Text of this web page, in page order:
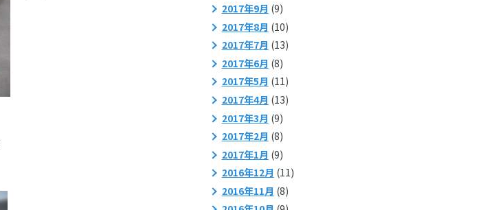
2017年9月 (9)
2017年8月 (10)
2017年7月 (13)
2017年6月 (8)
2017年5月 (11)
2017年4月 (13)
2017年3月 (9)
2017年2月 (8)
2017年1月 (9)
2016年12月 (11)
2016年11月 (8)